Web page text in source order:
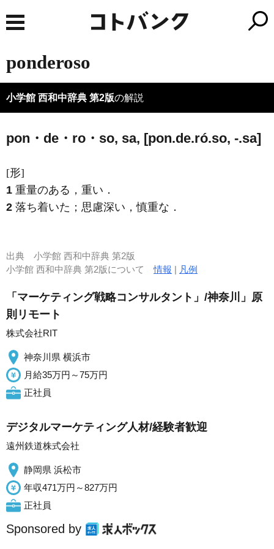
ponderoso
小学館 西和中辞典 第2版の解説
pon・de・ro・so, sa, [pon.de.ró.so, -.sa]
[形]
1 重量のある，重い．
2 落ち着いた；思慮深い，慎重な．
出典 小学館 西和中辞典 第2版
小学館 西和中辞典 第2版について情報 | 凡例
「マーケティング戦略コンサルタント」/神奈川」原
則リモート
株式会社RIT
神奈川県 横浜市
月給35万円～75万円
正社員
デジタルマーケティング人材/経験者歓迎
遠州鉄道株式会社
静岡県 浜松市
年収471万円～827万円
正社員
Sponsored by